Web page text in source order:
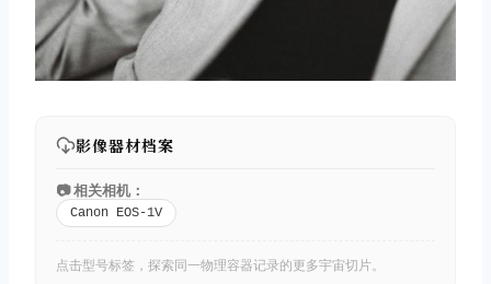
影像器材档案
📷 相关相机：
Canon EOS-1V
点击型号标签，探索同一物理容器记录的更多宇宙切片。